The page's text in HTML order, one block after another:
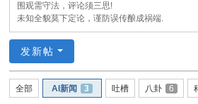
围观需守法，评论须三思!
未知全貌莫下定论，谨防误传酿成祸端.
发新帖
全部 AI新闻 3 吐槽 八卦 6